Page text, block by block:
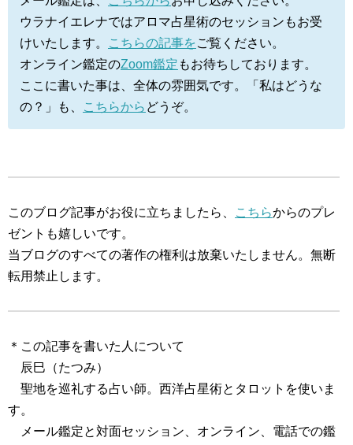
ウラナイエレナではアロマ占星術のセッションもお受
けいたします。
こちらの記事をご覧ください。
オンライン鑑定のZoom鑑定 もお待ちしております。
ここに書いた事は、全体の雰囲気です。「私はどうな
の？」も、
こちらから どうぞ。
このブログ記事がお役に立ちましたら、 こちらからのプレ
ゼントも嬉しいです。
当ブログのすべての著作の権利は放棄いたしません。無断
転用禁止します。
＊この記事を書いた人について
辰巳（たつみ）
聖地を巡礼する占い師。西洋占星術とタロットを使いま
す。
メール鑑定と対面セッション、オンライン、電話での鑑